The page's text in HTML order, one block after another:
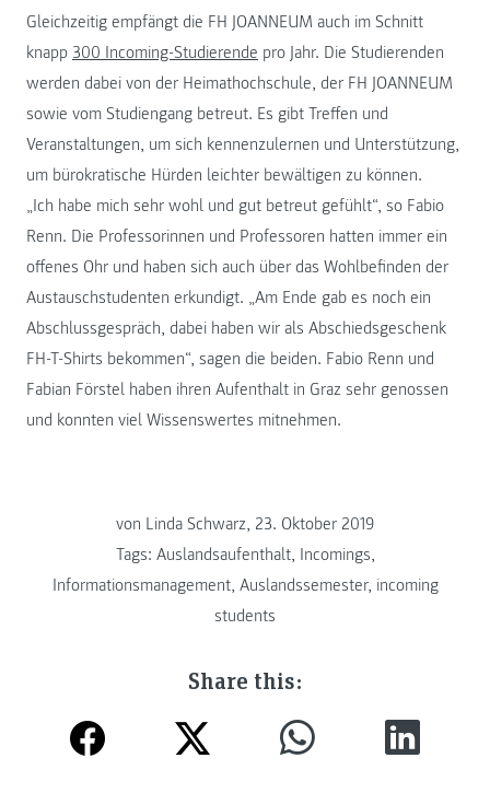
Gleichzeitig empfängt die FH JOANNEUM auch im Schnitt
knapp 300 Incoming-Studierende pro Jahr. Die Studierenden
werden dabei von der Heimathochschule, der FH JOANNEUM
sowie vom Studiengang betreut. Es gibt Treffen und
Veranstaltungen, um sich kennenzulernen und Unterstützung,
um bürokratische Hürden leichter bewältigen zu können.
„Ich habe mich sehr wohl und gut betreut gefühlt“, so Fabio
Renn. Die Professorinnen und Professoren hatten immer ein
offenes Ohr und haben sich auch über das Wohlbefinden der
Austauschstudenten erkundigt. „Am Ende gab es noch ein
Abschlussgespräch, dabei haben wir als Abschiedsgeschenk
FH-T-Shirts bekommen“, sagen die beiden. Fabio Renn und
Fabian Förstel haben ihren Aufenthalt in Graz sehr genossen
und konnten viel Wissenswertes mitnehmen.
von Linda Schwarz, 23. Oktober 2019
Tags: Auslandsaufenthalt, Incomings,
Informationsmanagement, Auslandssemester, incoming
students
Share this: